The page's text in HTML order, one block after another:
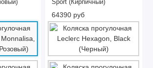
Sport (Кирпичный)
64390 руб